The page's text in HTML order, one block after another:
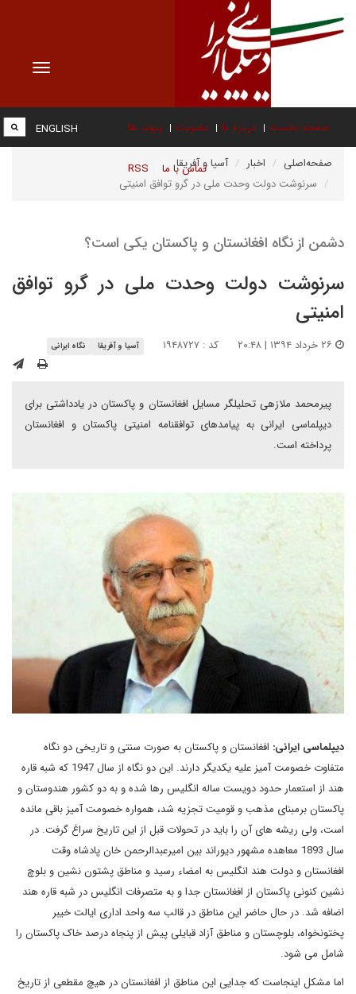
Toggle
صفحه نخست درباره ما عضویت پیوند ها
تماس با ما RSS
ENGLISH
صفحه‌اصلی اخبار
آسیا و آفریقا
سرنوشت دولت وحدت ملی در گرو توافق امنیتی
دشمن از نگاه افغانستان و پاکستان یکی است؟
سرنوشت دولت وحدت ملی در گرو توافق
امنیتی
کد : ۱۹۴۸۷۲۷ آسیا و آفریقا نگاه ایرانی
پیرمحمد ملازهی تحلیلگر مسایل افغانستان و پاکستان در یادداشتی برای
دیپلماسی ایرانی به پیامدهای توافقنامه امنیتی پاکستان و افغانستان
پرداخته است.
دیپلماسی ایرانی: افغانستان و پاکستان به صورت سنتی و تاریخی دو نگاه
متفاوت خصومت آمیز علیه یکدیگر دارند. این دو نگاه از سال 1947 که شبه قاره
هند از استعمار حدود دویست ساله انگلیس رها شده و به دو کشور هندوستان و
پاکستان برمبنای مذهب و قومیت تجزیه شد، همواره خصومت آمیز باقی مانده
است، ولی ریشه های آن را باید در تحولات قبل از این تاریخ سراغ گرفت. در
سال 1893 معاهده مشهور دیوراند بین امیرعبدالرحمن خان پادشاه وقت
افغانستان و دولت هند انگلیس به امضاء رسید و مناطق پشتون نشین و بلوچ
نشین کنونی پاکستان از افغانستان جدا و به متصرفات انگلیس در شبه قاره هند
اضافه شد. در حال حاضر این مناطق در قالب سه واحد اداری ایالت خیبر
پختونخواه، بلوچستان و مناطق آزاد قبایلی پیش از پنجاه درصد خاک پاکستان را
شامل می شود.
اما مشکل اینجاست که جدایی این مناطق از افغانستان در هیچ مقطعی از تاریخ